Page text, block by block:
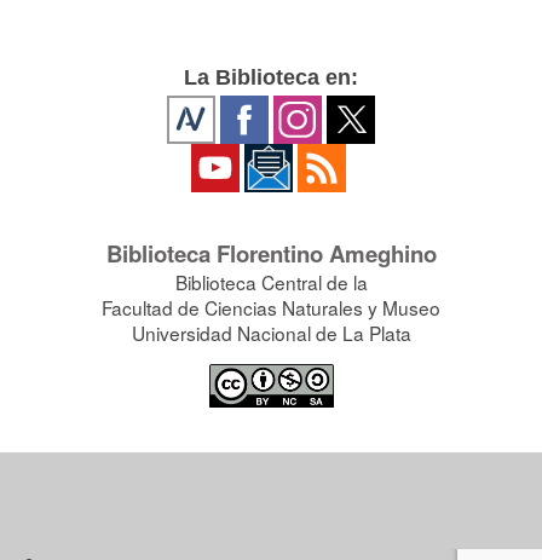
La Biblioteca en:
Biblioteca Florentino Ameghino
Biblioteca Central de la
Facultad de Ciencias Naturales y Museo
Universidad Nacional de La Plata